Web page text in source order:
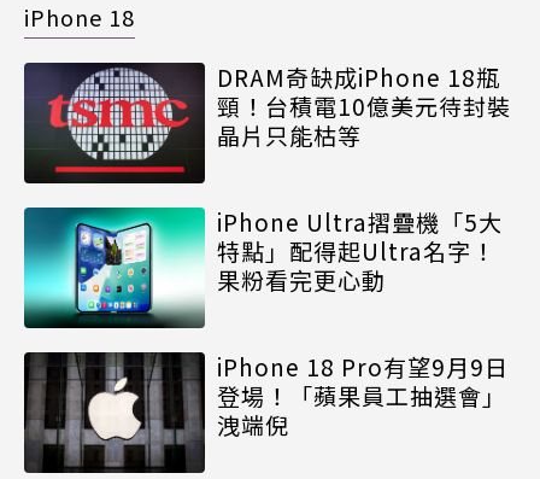
iPhone 18
DRAM奇缺成iPhone 18瓶
頸！台積電10億美元待封裝
晶片只能枯等
iPhone Ultra摺疊機「5大
特點」配得起Ultra名字！
果粉看完更心動
iPhone 18 Pro有望9月9日
登場！「蘋果員工抽選會」
洩端倪